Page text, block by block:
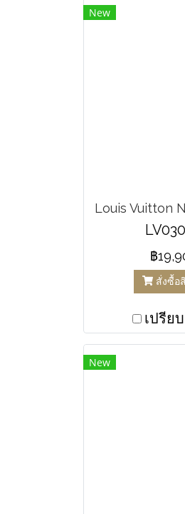
New
฿
สั่งซื้อ
เปรีย
New